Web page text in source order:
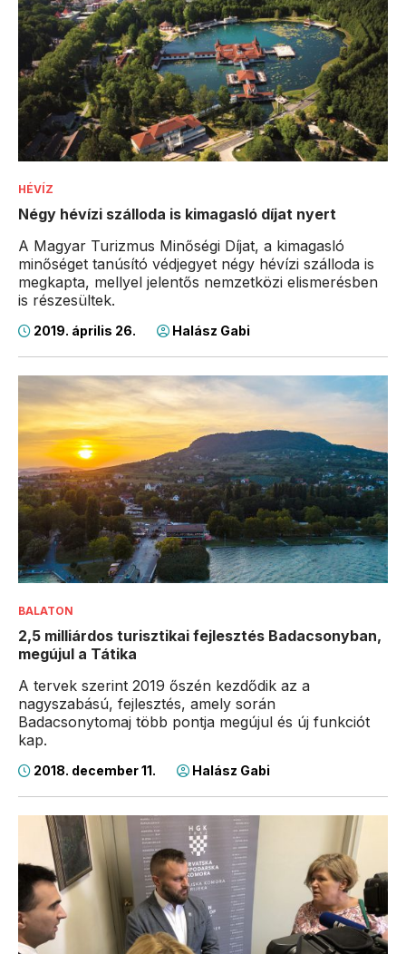
HÉVÍZ
Négy hévízi szálloda is kimagasló díjat nyert
A Magyar Turizmus Minőségi Díjat, a kimagasló
minőséget tanúsító védjegyet négy hévízi szálloda is
megkapta, mellyel jelentős nemzetközi elismerésben
is részesültek.
2019. április 26. Halász Gabi
BALATON
2,5 milliárdos turisztikai fejlesztés Badacsonyban,
megújul a Tátika
A tervek szerint 2019 őszén kezdődik az a
nagyszabású, fejlesztés, amely során
Badacsonytomaj több pontja megújul és új funkciót
kap.
2018. december 11. Halász Gabi